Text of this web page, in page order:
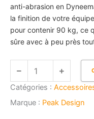
anti-abrasion en
la finition de votre
pour contenir 90 kg, ce
sûre avec à peu près
PEAK
DESIGN
Catégories :
Marque : Peak Design